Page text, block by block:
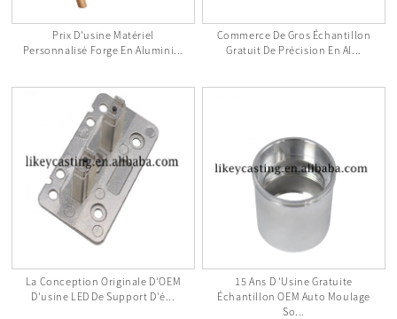
Prix ​​d'usine Matériel
Personnalisé Forge En Alumini...
Commerce De Gros Échantillon
Gratuit De Précision En Al...
La Conception Originale D'OEM
D'usine LED De Support D'é...
15 Ans D 'usine Gratuite
Échantillon OEM Auto Moulage
So...